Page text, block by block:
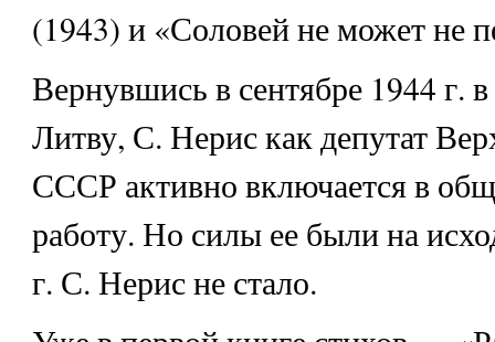
(1943) и «Соловей не может не
Вернувшись в сентябре 1944 г.
Литву, С. Нерис как депутат
СССР активно включается в
работу. Но силы ее были на
г. С. Нерис не стало.